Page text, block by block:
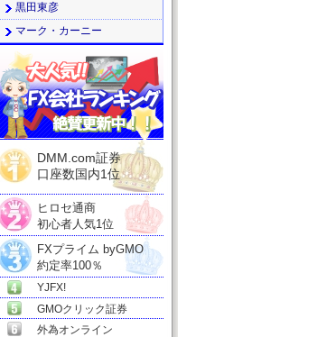
黒田東彦
マーク・カーニー
DMM.com証券
口座数国内1位
ヒロセ通商
初心者人気1位
FXプライム byGMO
約定率100％
YJFX!
GMOクリック証券
外為オンライン